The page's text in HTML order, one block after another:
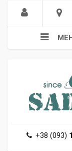
+38 (093)